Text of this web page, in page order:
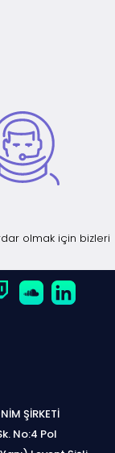
olmak için bizleri
ŞİRKETİ
No:4 Pol